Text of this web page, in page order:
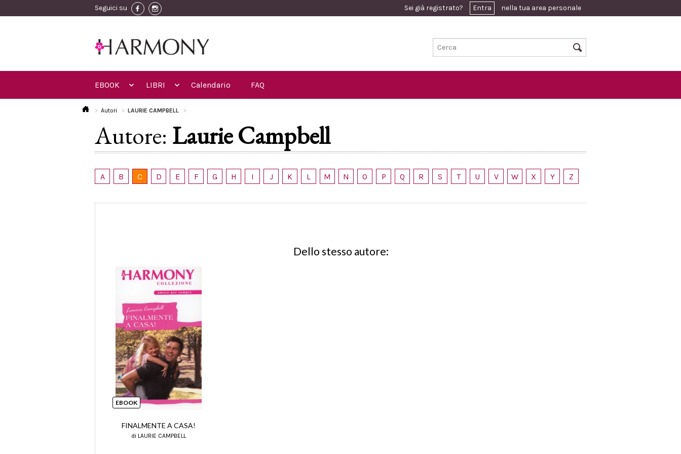
Seguici su Sei già registrato? Entra nella tua area personale
EBOOK LIBRI Calendario FAQ
Autori LAURIE CAMPBELL
Autore: Laurie Campbell
A B C D E F G H I J K L M N O P Q R S T U V W X Y Z
Dello stesso autore:
EBOOK
FINALMENTE A CASA!
di LAURIE CAMPBELL